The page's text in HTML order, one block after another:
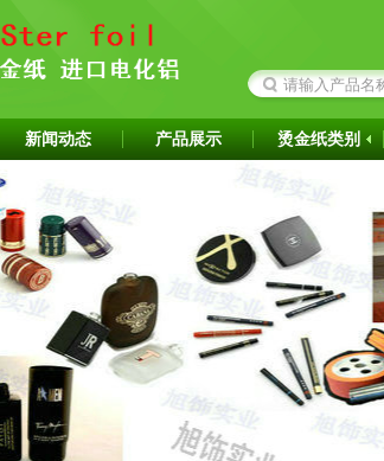
新闻动态 产品展示 烫金纸类别